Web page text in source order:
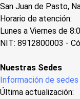
San Juan de Pasto,
Horario de atención:
Lunes a Viernes de
NIT: 8912800003 -
Nuestras Sedes
Información de sedes
Última actualización: